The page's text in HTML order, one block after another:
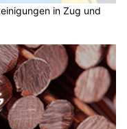
in Zug und